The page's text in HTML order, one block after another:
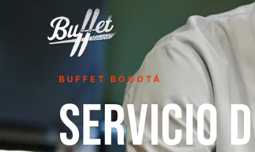
BUFFET BOGOTÁ
SERVICIO